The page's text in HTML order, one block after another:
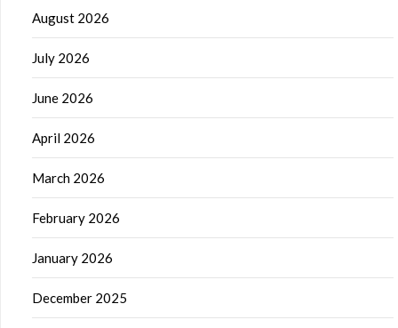
August 2026
July 2026
June 2026
April 2026
March 2026
February 2026
January 2026
December 2025